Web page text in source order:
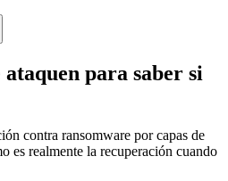
ataquen para saber si
contra ransomware por capas de
es realmente la recuperación cuando